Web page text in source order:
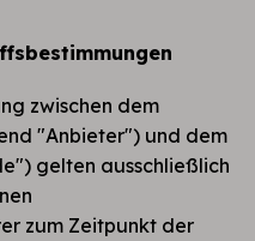
zwischen dem
"Anbieter") und dem
gelten ausschließlich
zum Zeitpunkt der